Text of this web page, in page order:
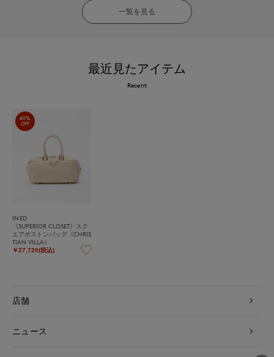
一覧を見る
最近見たアイテム
Recent
40%
OFF
INED
《SUPERIOR CLOSET》スク
エアボストンバッグ《CHRIS
TIAN VILLA》
￥27,720(税込)
店舗
ニュース